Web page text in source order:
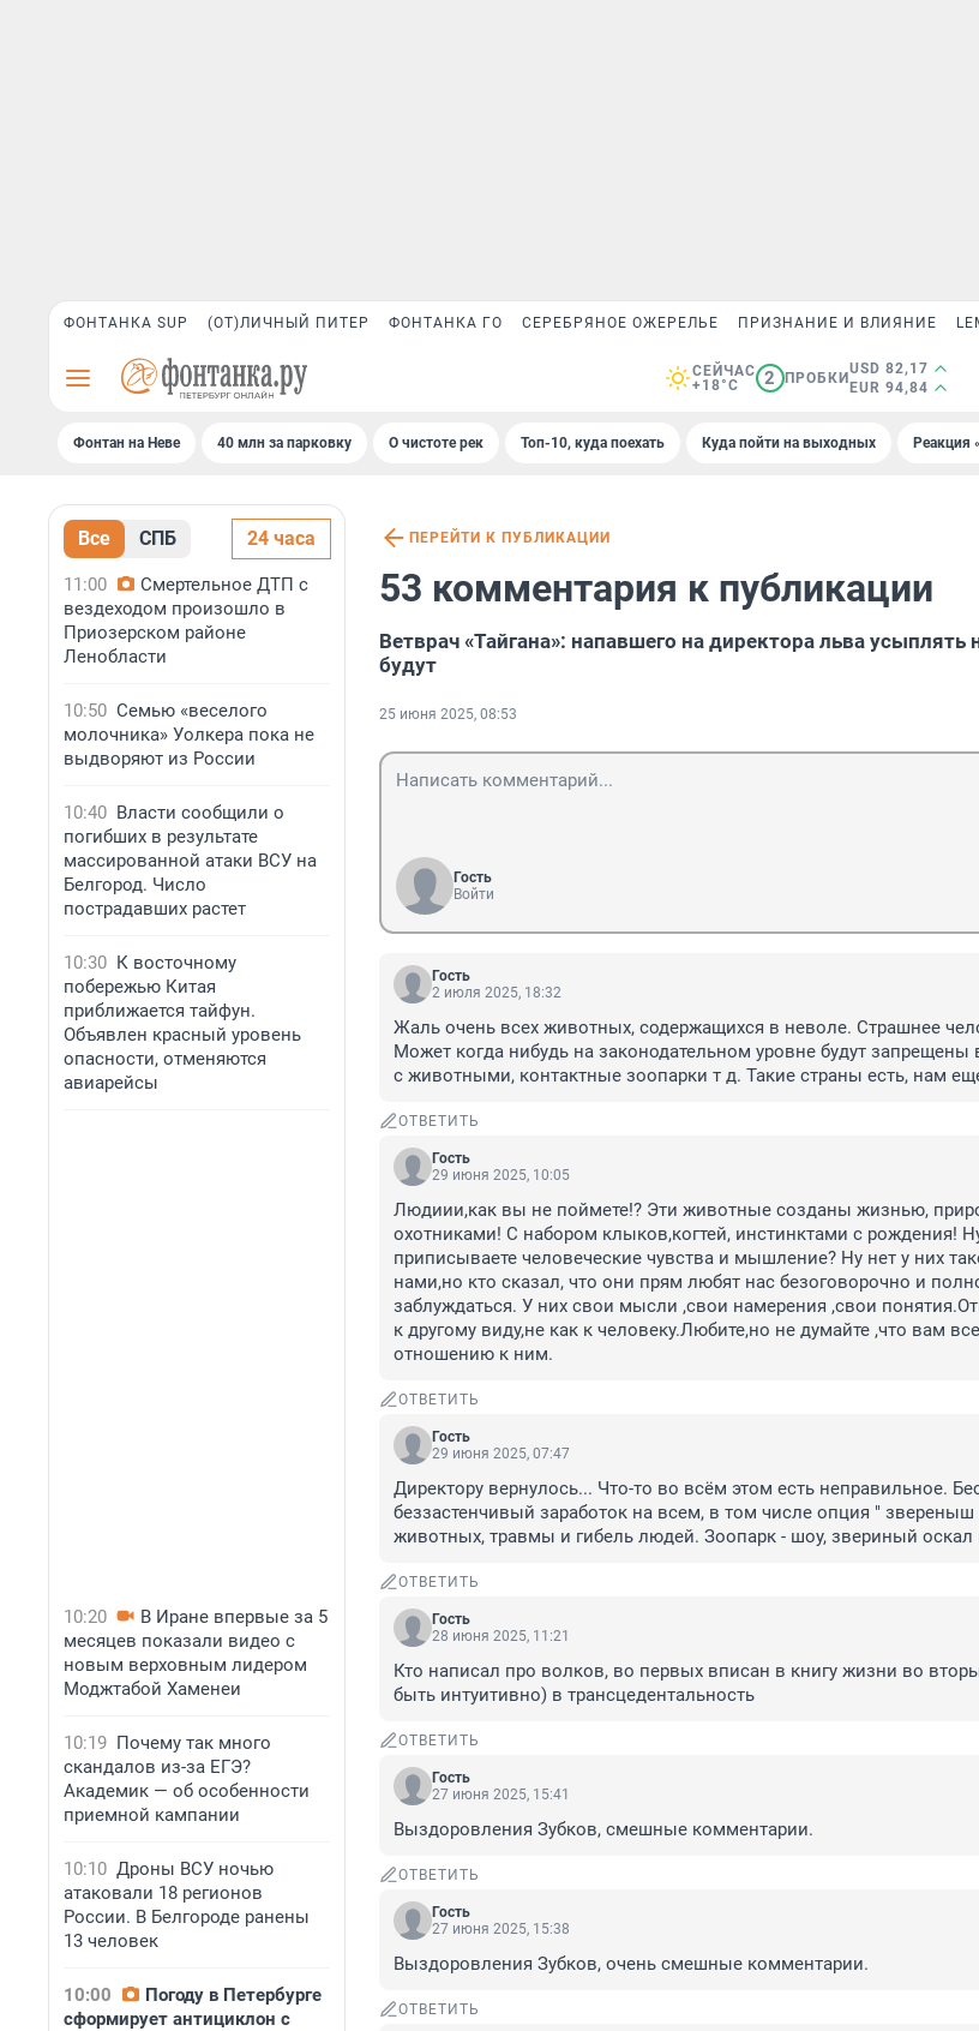
ФОНТАНКА SUP (ОТ)ЛИЧНЫЙ ПИТЕР ФОНТАНКА ГО СЕРЕБРЯНОЕ ОЖЕРЕЛЬЕ ПРИЗНАНИЕ И ВЛИЯНИЕ
СЕЙЧАС
+18°C
2 ПРОБКИ
USD 82,17
EUR 94,84
Фонтан на Неве 40 млн за парковку О чистоте рек Топ-10, куда поехать Куда пойти на выходных Реакция
Все СПБ 24 часа
11:00
Смертельное ДТП с
вездеходом произошло в
Приозерском районе
Ленобласти
10:50 Семью «веселого
молочника» Уолкера пока не
выдворяют из России
10:40 Власти сообщили о
погибших в результате
массированной атаки ВСУ на
Белгород. Число
пострадавших растет
10:30 К восточному
побережью Китая
приближается тайфун.
Объявлен красный уровень
опасности, отменяются
авиарейсы
10:20
В Иране впервые за 5
месяцев показали видео с
новым верховным лидером
Моджтабой Хаменеи
10:19 Почему так много
скандалов из-за ЕГЭ?
Академик — об особенности
приемной кампании
10:10 Дроны ВСУ ночью
атаковали 18 регионов
России. В Белгороде ранены
13 человек
10:00
Погоду в Петербурге
сформирует антициклон с
ПЕРЕЙТИ К ПУБЛИКАЦИИ
53 комментария к публикации
Ветврач «Тайгана»: напавшего на директора льва усыплять
будут
25 июня 2025, 08:53
Гость
Войти
Гость
2 июля 2025, 18:32
Жаль очень всех животных, содержащихся в неволе. Страшнее
Может когда нибудь на законодательном уровне будут запрещены
с животными, контактные зоопарки т д. Такие страны есть, нам
ОТВЕТИТЬ
Гость
29 июня 2025, 10:05
Людиии,как вы не поймете!? Эти животные созданы жизнью,
охотниками! С набором клыков,когтей, инстинктами с рождения!
приписываете человеческие чувства и мышление? Ну нет у них
нами,но кто сказал, что они прям любят нас безоговорочно и
заблуждаться. У них свои мысли ,свои намерения ,свои
к другому виду,не как к человеку.Любите,но не думайте ,что вам
отношению к ним.
ОТВЕТИТЬ
Гость
29 июня 2025, 07:47
Директору вернулось... Что-то во всём этом есть неправильное.
беззастенчивый заработок на всем, в том числе опция " звереныш
животных, травмы и гибель людей. Зоопарк - шоу, звериный оскал
ОТВЕТИТЬ
Гость
28 июня 2025, 11:21
Кто написал про волков, во первых вписан в книгу жизни во
быть интуитивно) в трансцедентальность
ОТВЕТИТЬ
Гость
27 июня 2025, 15:41
Выздоровления Зубков, смешные комментарии.
ОТВЕТИТЬ
Гость
27 июня 2025, 15:38
Выздоровления Зубков, очень смешные комментарии.
ОТВЕТИТЬ